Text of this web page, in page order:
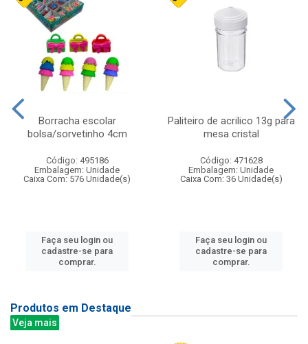
Borracha escolar
bolsa/sorvetinho 4cm
Código: 495186
Embalagem: Unidade
Caixa Com: 576 Unidade(s)
Faça seu login ou
cadastre-se para
comprar.
Paliteiro de acrilico 13g para
mesa cristal
Código: 471628
Embalagem: Unidade
Caixa Com: 36 Unidade(s)
Faça seu login ou
cadastre-se para
comprar.
Produtos em Destaque
Veja mais